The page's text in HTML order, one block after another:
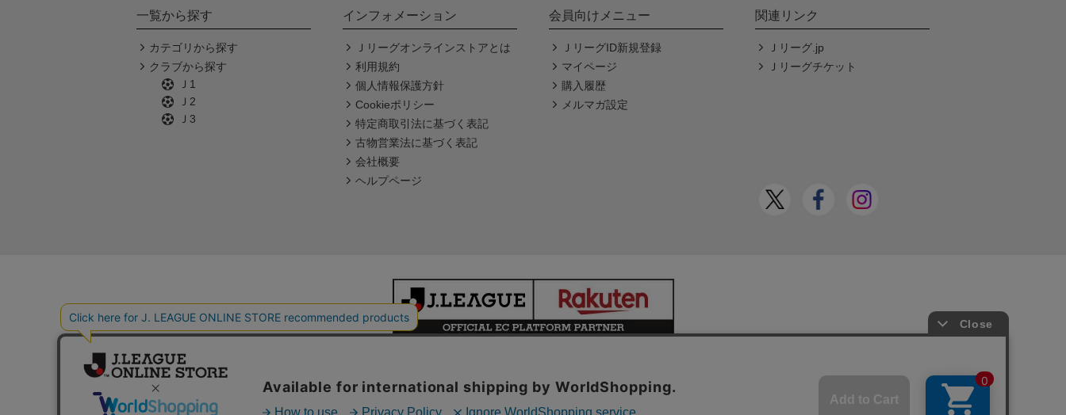
一覧から探す
カテゴリから探す
クラブから探す
Ｊ1
Ｊ2
Ｊ3
インフォメーション
Ｊリーグオンラインストアとは
利用規約
個人情報保護方針
Cookieポリシー
特定商取引法に基づく表記
古物営業法に基づく表記
会社概要
ヘルプページ
会員向けメニュー
ＪリーグID新規登録
マイページ
購入履歴
メルマガ設定
関連リンク
Ｊリーグ.jp
Ｊリーグチケット
本サイトで使用している文章・画像等の無断での複製・転載を禁止します。
© JAPAN PROFESSIONAL FOOTBALL LEAGUE Rakuten Group, Inc.
ALL RIGHTS RESERVED.